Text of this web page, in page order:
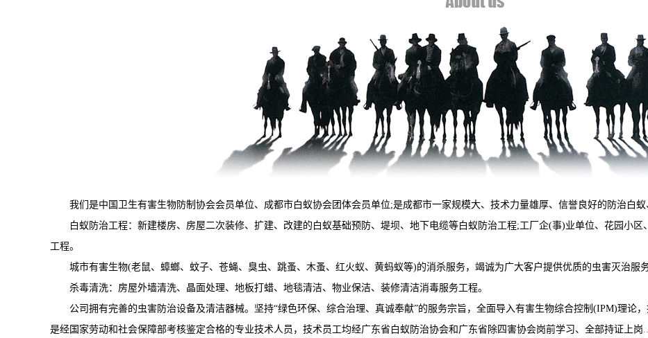
我们是中国卫生有害生物防制协会会员单位、成都市白蚁协会团体会员单位;是成都市一家规模大、技术力量雄厚、信誉良好的防治白蚁
白蚁防治工程：新建楼房、房屋二次装修、扩建、改建的白蚁基础预防、堤坝、地下电缆等白蚁防治工程;工厂企(事)业单位、花园小区
工程。
城市有害生物(老鼠、蟑螂、蚊子、苍蝇、臭虫、跳蚤、木蚤、红火蚁、黄蚂蚁等)的消杀服务，竭诚为广大客户提供优质的虫害灭治服
杀毒清洗：房屋外墙清洗、晶面处理、地板打蜡、地毯清洁、物业保洁、装修清洁消毒服务工程。
公司拥有完善的虫害防治设备及清洁器械。坚持“绿色环保、综合治理、真诚奉献”的服务宗旨，全面导入有害生物综合控制(IPM)理论，
是经国家劳动和社会保障部考核鉴定合格的专业技术人员，技术员工均经广东省白蚁防治协会和广东省除四害协会岗前学习、全部持证上岗